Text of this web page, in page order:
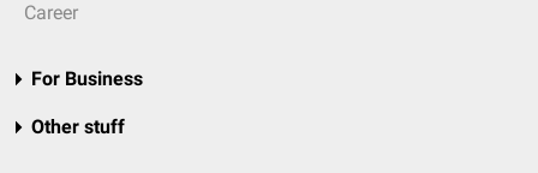
Career
For Business
Other stuff